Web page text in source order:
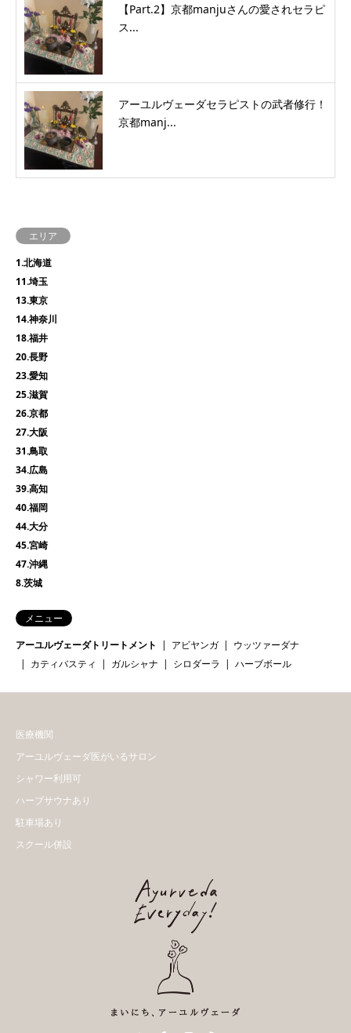
【Part.2】京都manjuさんの愛されセラピ
ス...
アーユルヴェーダセラピストの武者修行！
京都manj...
エリア
1.北海道
11.埼玉
13.東京
14.神奈川
18.福井
20.長野
23.愛知
25.滋賀
26.京都
27.大阪
31.鳥取
34.広島
39.高知
40.福岡
44.大分
45.宮崎
47.沖縄
8.茨城
メニュー
アーユルヴェーダトリートメント
アビヤンガ
ウッツァーダナ
カティバスティ
ガルシャナ シロダーラ ハーブボール
医療機関
アーユルヴェーダ医がいるサロン
シャワー利用可
ハーブサウナあり
駐車場あり
スクール併設